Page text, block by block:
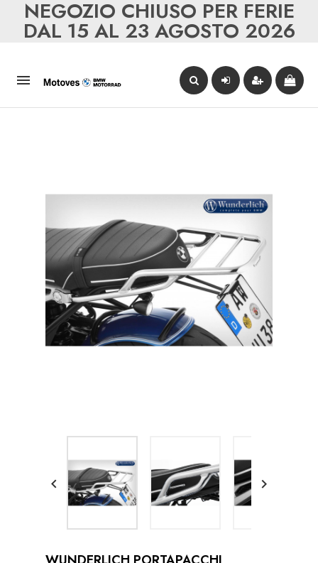
NEGOZIO CHIUSO PER FERIE
DAL 15 AL 23 AGOSTO 2026

 